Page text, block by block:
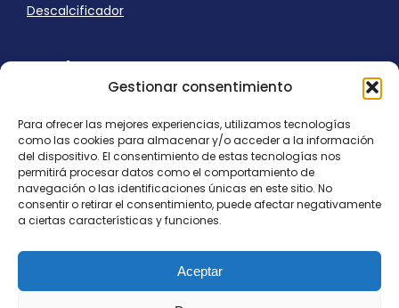
Gestionar consentimiento
Para ofrecer las mejores experiencias, utilizamos tecnologías
como las cookies para almacenar y/o acceder a la información
del dispositivo. El consentimiento de estas tecnologías nos
permitirá procesar datos como el comportamiento de
navegación o las identificaciones únicas en este sitio. No
consentir o retirar el consentimiento, puede afectar negativamente
a ciertas características y funciones.
Aceptar
Descalcificador
Ayuda
Panel Cookies
Política de privacidad
contacto@nostresol.com
Canal de Denuncias
Trabaja con nosotros